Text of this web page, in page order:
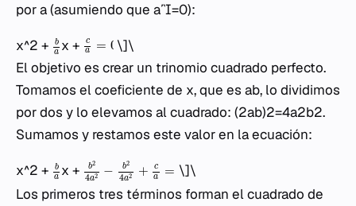
por a (asumiendo que a=0):
x^2 + x +
\]\
El objetivo es crear un trinomio cuadrado perfecto.
Tomamos el coeficiente de x, que es ab​, lo dividimos
por dos y lo elevamos al cuadrado: (2ab​)2=4a2b2​.
Sumamos y restamos este valor en la ecuación:
x^2 + x +
\]\
Los primeros tres términos forman el cuadrado de